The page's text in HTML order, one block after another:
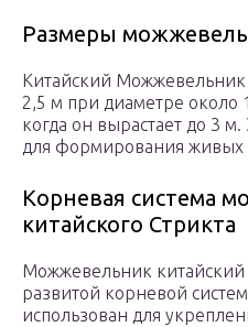
Размеры
Китайский Можжевельник
2,5 м при диаметре около
когда он вырастает до 3
для формирования живых
Корневая система
китайского Стрикта
Можжевельник
развитой корневой
использован для